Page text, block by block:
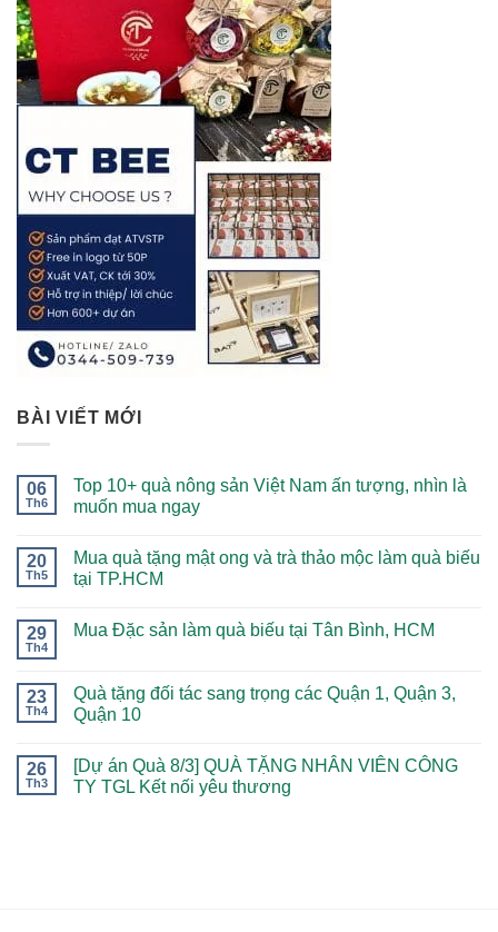
BÀI VIẾT MỚI
06
Th6
Top 10+ quà nông sản Việt Nam ấn tượng, nhìn là
muốn mua ngay
20
Th5
Mua quà tặng mật ong và trà thảo mộc làm quà biếu
tại TP.HCM
29
Th4
Mua Đặc sản làm quà biếu tại Tân Bình, HCM
23
Th4
Quà tặng đối tác sang trọng các Quận 1, Quận 3,
Quận 10
26
Th3
[Dự án Quà 8/3] QUÀ TẶNG NHÂN VIÊN CÔNG
TY TGL Kết nối yêu thương